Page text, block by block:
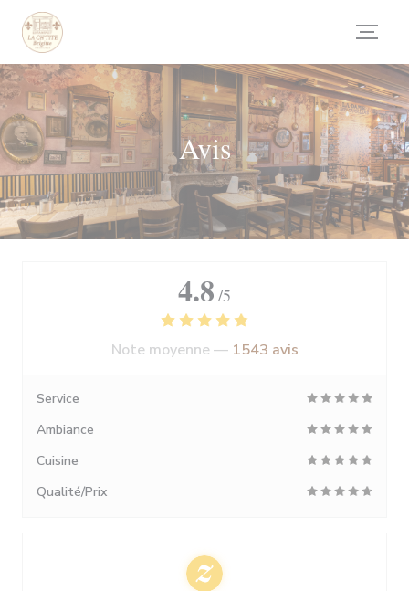
Personnalisation de vos choix en matière de cookies
Avis
4.8 /5
Note moyenne — 1543 avis
Service
Ambiance
Cuisine
Qualité/Prix